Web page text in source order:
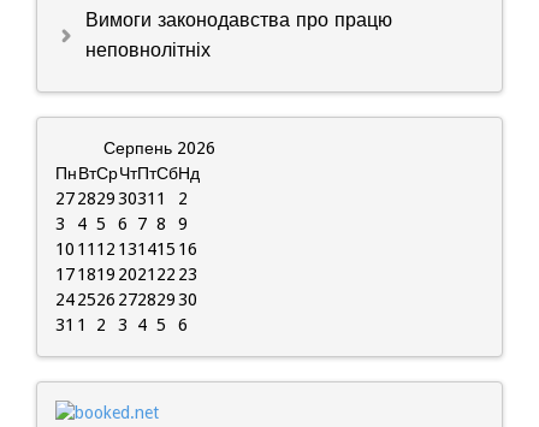
Вимоги законодавства про працю
неповнолітніх
Серпень 2026
ПнВтСрЧтПтСбНд
2728293031 1
2
3
4 5 6 7 8
9
10 11 12 131415 16
171819 2021 22 23
242526 27282930
31 1 2 3 4 5 6